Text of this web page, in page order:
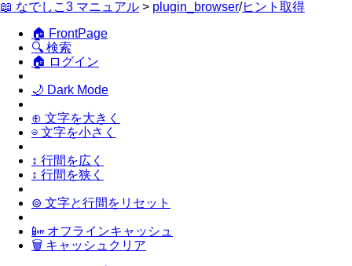
📖 なでしこ3 マニュアル > plugin_browser/ヒント取得
🏠 FrontPage
🔍 検索
🏠 ログイン
🌙 Dark Mode
⊕ 文字を大きく
⊖ 文字を小さく
↕ 行間を広く
↕ 行間を狭く
⊚ 文字と行間をリセット
📴 オフラインキャッシュ
🗑 キャッシュクリア